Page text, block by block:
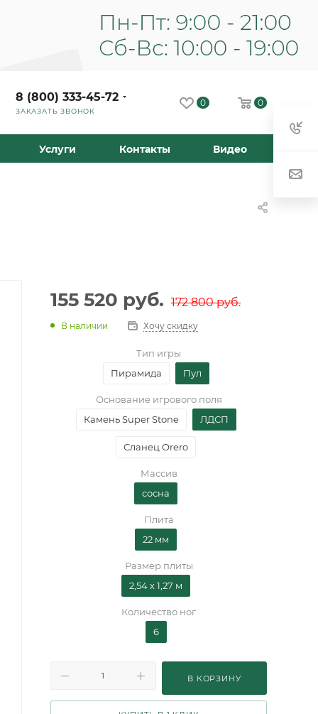
8 (800) 333-45-72
ЗАКАЗАТЬ ЗВОНОК
0 0
Услуги Контакты Видео
155 520 руб. 172 800руб.
В наличии Хочу скидку
Тип игры
Пирамида
Пул
Основание игрового поля
Камень Super Stone
ЛДСП
Сланец Orero
Массив
сосна
Плита
22 мм
Размер плиты
2,54 х 1,27 м
Количество ног
6
В КОРЗИНУ